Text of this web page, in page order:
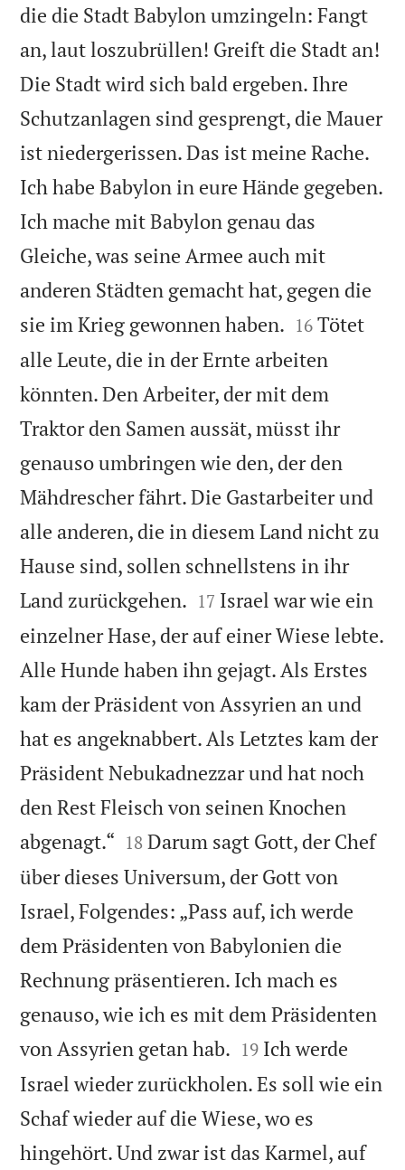
die die Stadt Babylon umzingeln: Fangt
an, laut loszubrüllen! Greift die Stadt an!
Die Stadt wird sich bald ergeben. Ihre
Schutzanlagen sind gesprengt, die Mauer
ist niedergerissen. Das ist meine Rache.
Ich habe Babylon in eure Hände gegeben.
Ich mache mit Babylon genau das
Gleiche, was seine Armee auch mit
anderen Städten gemacht hat, gegen die
sie im Krieg gewonnen haben. 

16 Tötet
alle Leute, die in der Ernte arbeiten
könnten. Den Arbeiter, der mit dem
Traktor den Samen aussät, müsst ihr
genauso umbringen wie den, der den
Mähdrescher fährt. Die Gastarbeiter und
alle anderen, die in diesem Land nicht zu
Hause sind, sollen schnellstens in ihr
Land zurückgehen. 

17 Israel war wie ein
einzelner Hase, der auf einer Wiese lebte.
Alle Hunde haben ihn gejagt. Als Erstes
kam der Präsident von Assyrien an und
hat es angeknabbert. Als Letztes kam der
Präsident Nebukadnezzar und hat noch
den Rest Fleisch von seinen Knochen
abgenagt.“ 

18 Darum sagt Gott, der Chef
über dieses Universum, der Gott von
Israel, Folgendes: „Pass auf, ich werde
dem Präsidenten von Babylonien die
Rechnung präsentieren. Ich mach es
genauso, wie ich es mit dem Präsidenten
von Assyrien getan hab. 

19 Ich werde
Israel wieder zurückholen. Es soll wie ein
Schaf wieder auf die Wiese, wo es
hingehört. Und zwar ist das Karmel, auf